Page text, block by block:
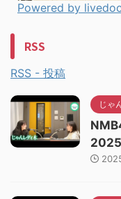
Powered by
RSS
RSS - 投稿
じゃ